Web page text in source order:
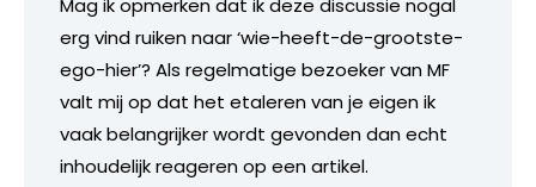
erg vind ruiken naar ‘wie-heeft-de-grootste-
ego-hier’? Als regelmatige bezoeker van MF
valt mij op dat het etaleren van je eigen ik
vaak belangrijker wordt gevonden dan echt
inhoudelijk reageren op een artikel.